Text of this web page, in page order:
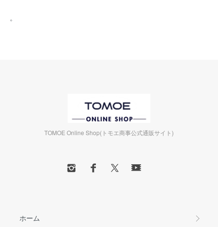
。
TOMOE Online Shop(トモエ商事公式通販サイト)
ホーム